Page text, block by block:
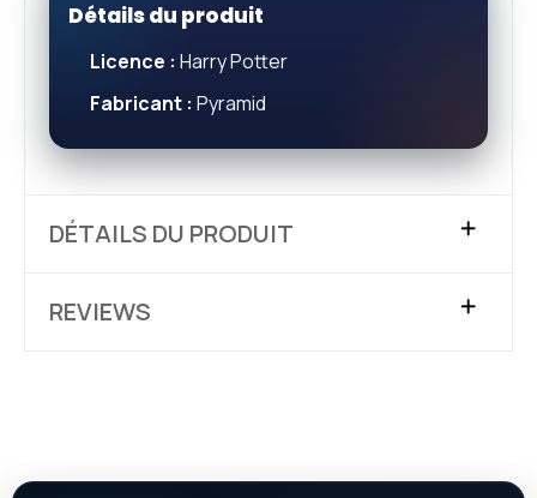
Détails du produit
Licence : Harry Potter
Fabricant : Pyramid
DÉTAILS DU PRODUIT
REVIEWS